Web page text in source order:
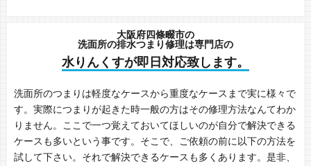
大阪府四條畷市の
洗面所の排水つまり修理は専門店の
水りんくすが即日対応致します。
洗面所のつまりは軽度なケースから重度なケースまで実に様々で
す。実際につまりが起きた時一般の方はその修理方法なんてわか
りません。ここで一つ覚えておいてほしいのが自分で解決できる
ケースも多いという事です。そこで、ご依頼の前に以下の方法を
試して下さい。それで解決できるケースも多くあります。是非、